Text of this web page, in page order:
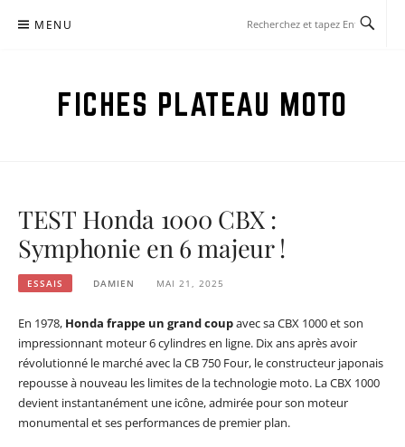
MENU
FICHES PLATEAU MOTO
TEST Honda 1000 CBX :
Symphonie en 6 majeur !
ESSAIS DAMIEN MAI 21, 2025
En 1978, Honda frappe un grand coupavec sa CBX 1000 et son
impressionnant moteur 6 cylindres en ligne. Dix ans après avoir
révolutionné le marché avec la CB 750 Four, le constructeur japonais
repousse à nouveau les limites de la technologie moto. La CBX 1000
devient instantanément une icône, admirée pour son moteur
monumental et ses performances de premier plan.